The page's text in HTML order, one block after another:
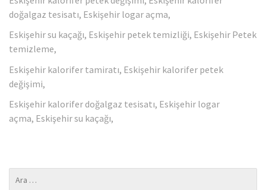
doğalgaz tesisatı, Eskişehir logar açma,
Eskişehir su kaçağı, Eskişehir petek temizliği, Eskişehir Petek
temizleme,
Eskişehir kalorifer tamiratı, Eskişehir kalorifer petek
değişimi,
Eskişehir kalorifer doğalgaz tesisatı, Eskişehir logar
açma, Eskişehir su kaçağı,